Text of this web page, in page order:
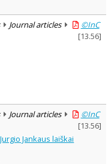
Journal articles
©InC
[13.56]
Journal articles
©InC
[13.56]
Jankaus laiškai